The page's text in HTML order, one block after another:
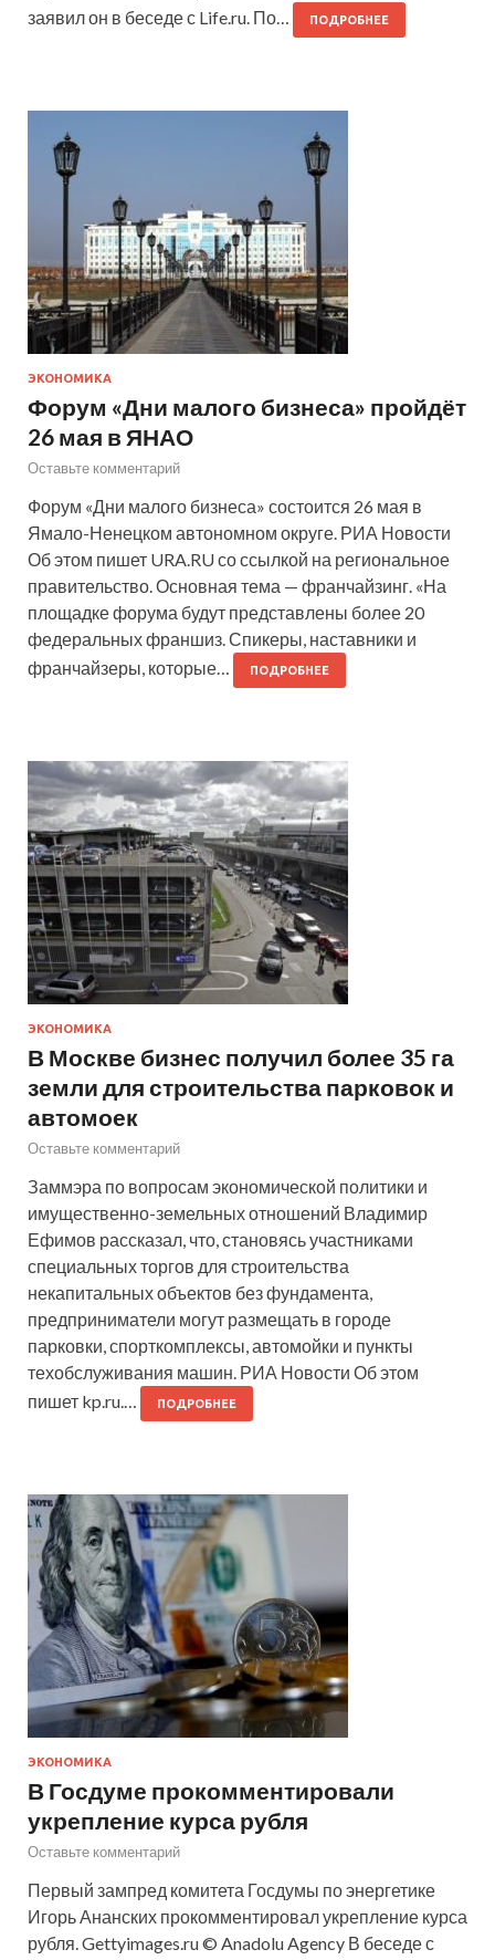
заявил он в беседе с Life.ru. По…
ПОДРОБНЕЕ
ЭКОНОМИКА
Форум «Дни малого бизнеса» пройдёт
26 мая в ЯНАО
Оставьте комментарий
Форум «Дни малого бизнеса» состоится 26 мая в
Ямало-Ненецком автономном округе. РИА Новости
Об этом пишет URA.RU со ссылкой на региональное
правительство. Основная тема — франчайзинг. «На
площадке форума будут представлены более 20
федеральных франшиз. Спикеры, наставники и
франчайзеры, которые…
ПОДРОБНЕЕ
ЭКОНОМИКА
В Москве бизнес получил более 35 га
земли для строительства парковок и
автомоек
Оставьте комментарий
Заммэра по вопросам экономической политики и
имущественно-земельных отношений Владимир
Ефимов рассказал, что, становясь участниками
специальных торгов для строительства
некапитальных объектов без фундамента,
предприниматели могут размещать в городе
парковки, спорткомплексы, автомойки и пункты
техобслуживания машин. РИА Новости Об этом
пишет kp.ru.…
ПОДРОБНЕЕ
ЭКОНОМИКА
В Госдуме прокомментировали
укрепление курса рубля
Оставьте комментарий
Первый зампред комитета Госдумы по энергетике
Игорь Ананских прокомментировал укрепление курса
рубля. Gettyimages.ru © Anadolu Agency В беседе с